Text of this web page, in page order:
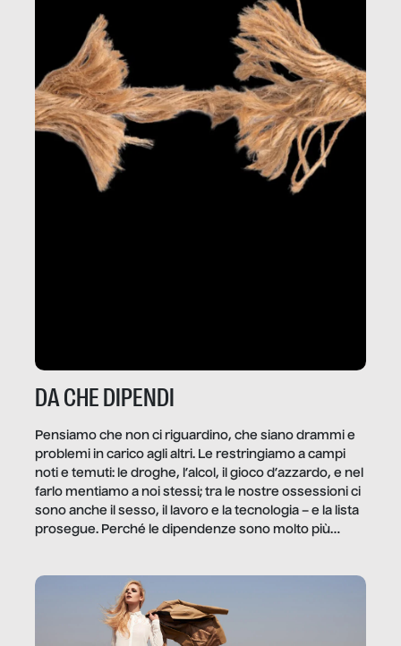
DA CHE DIPENDI
Pensiamo che non ci riguardino, che siano drammi e
problemi in carico agli altri. Le restringiamo a campi
noti e temuti: le droghe, l’alcol, il gioco d’azzardo, e nel
farlo mentiamo a noi stessi; tra le nostre ossessioni ci
sono anche il sesso, il lavoro e la tecnologia – e la lista
prosegue. Perché le dipendenze sono molto più
trae un guadagno. In questo reportage vediamo
quale e come.